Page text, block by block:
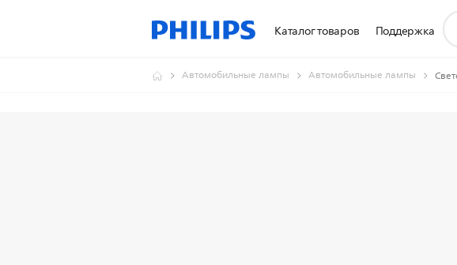
Каталог товаров Поддержка
Автомобильные лампы Автомобильные лампы